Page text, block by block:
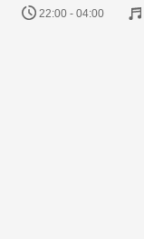
22:00 - 04:00